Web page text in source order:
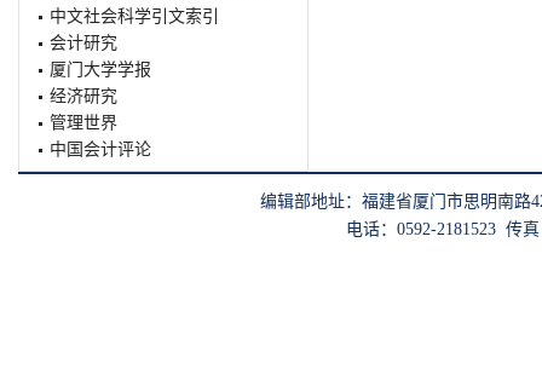
中文社会科学引文索引
会计研究
厦门大学学报
经济研究
管理世界
中国会计评论
编辑部地址：福建省厦门市思明南路
电话：0592-2181523 传